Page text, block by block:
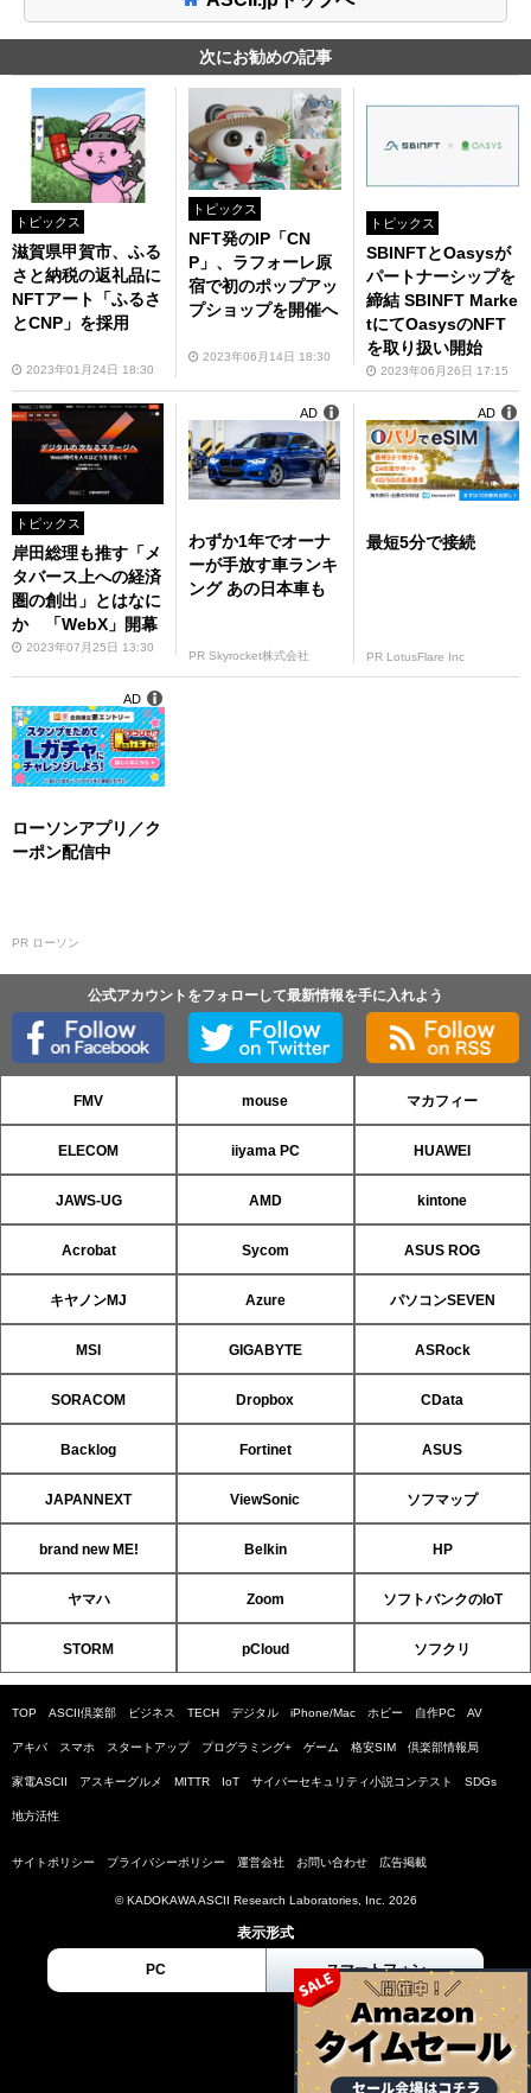
次にお勧めの記事
トピックス
滋賀県甲賀市、ふる
さと納税の返礼品に
NFTアート「ふるさ
とCNP」を採用
2023年01月24日 18:30
トピックス
NFT発のIP「CN
P」、ラフォーレ原
宿で初のポップアッ
プショップを開催へ
2023年06月14日 18:30
トピックス
SBINFTとOasysが
パートナーシップを
締結 SBINFT Marke
tにてOasysのNFT
を取り扱い開始
2023年06月26日 17:15
トピックス
岸田総理も推す「メ
タバース上への経済
圏の創出」とはなに
か 「WebX」開幕
2023年07月25日 13:30
わずか1年でオーナ
ーが手放す車ランキ
ング あの日本車も
PR Skyrocket株式会社
AD
最短5分で接続
PR LotusFlare Inc
AD
ローソンアプリ／ク
ーポン配信中
PR ローソン
AD
公式アカウントをフォローして最新情報を手に入れよう
FMV mouse マカフィー
ELECOM iiyama PC HUAWEI
JAWS-UG AMD kintone
Acrobat Sycom ASUS ROG
キヤノンMJ Azure パソコンSEVEN
MSI GIGABYTE ASRock
SORACOM Dropbox CData
Backlog Fortinet ASUS
JAPANNEXT ViewSonic ソフマップ
brand new ME! Belkin HP
ヤマハ Zoom ソフトバンクのIoT
STORM pCloud ソフクリ
TOP ASCII倶楽部 ビジネス TECH デジタル iPhone/Mac ホビー 自作PC AV
アキバ スマホ スタートアップ プログラミング+ ゲーム 格安SIM 倶楽部情報局
家電ASCII アスキーグルメ MITTR IoT サイバーセキュリティ小説コンテスト SDGs
地方活性
サイトポリシー プライバシーポリシー 運営会社 お問い合わせ 広告掲載
© KADOKAWA ASCII Research Laboratories, Inc. 2026
表示形式
PC スマートフォン